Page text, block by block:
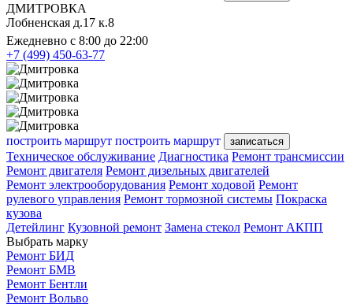
ДМИТРОВКА
Лобненская д.17 к.8
Ежедневно с 8:00 до 22:00
+7 (499) 450-63-77
построить маршрут построить маршрут записаться
Техническое обслуживание Диагностика Ремонт трансмиссии
Ремонт двигателя Ремонт дизельных двигателей
Ремонт электрооборудования Ремонт ходовой Ремонт
рулевого управления Ремонт тормозной системы Покраска
кузова
Детейлинг Кузовной ремонт Замена стекол Ремонт АКПП
Выбрать марку
Ремонт БИД
Ремонт БМВ
Ремонт Бентли
Ремонт Вольво